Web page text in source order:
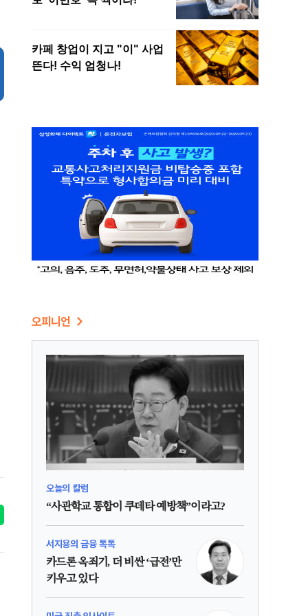
오피니언
오늘의 칼럼
“사관학교 통합이 쿠데타 예방책”이라고?
서지용의 금융 톡톡
카드론 옥죄기, 더 비싼 ‘급전’만
키우고 있다